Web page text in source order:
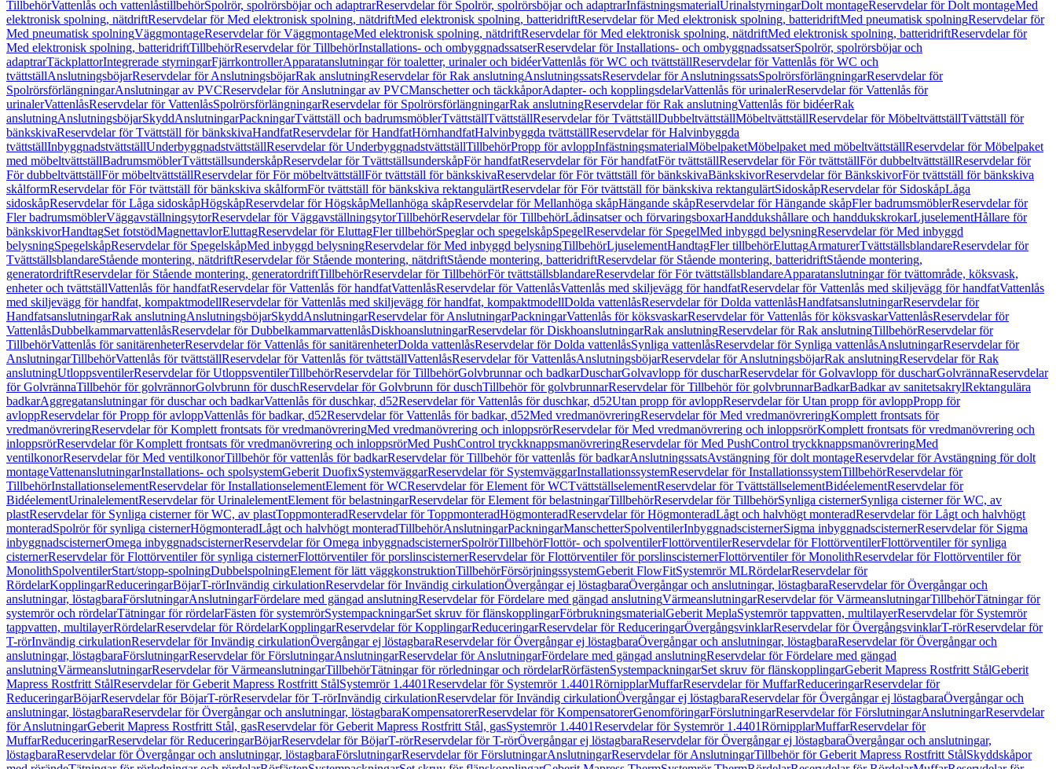
TillbehörVattenlås och vattenlåstillbehörSpolrör, spolrörsböjar och adaptrarReservdelar för Spolrör, spolrörsböjar och adaptrarInfästningsmaterialUrinalstyrningarDolt montageReservdelar för Dolt montageMed
elektronisk spolning, nätdriftReservdelar för Med elektronisk spolning, nätdriftMed elektronisk spolning, batteridriftReservdelar för Med elektronisk spolning, batteridriftMed pneumatisk spolningReservdelar för
Med pneumatisk spolningVäggmontageReservdelar för VäggmontageMed elektronisk spolning, nätdriftReservdelar för Med elektronisk spolning, nätdriftMed elektronisk spolning, batteridriftReservdelar för
Med elektronisk spolning, batteridriftTillbehörReservdelar för TillbehörInstallations- och ombyggnadssatserReservdelar för Installations- och ombyggnadssatserSpolrör, spolrörsböjar och
adaptrarTäckplattorIntegrerade styrningarFjärrkontrollerApparatanslutningar för toaletter, urinaler och bidéerVattenlås för WC och tvättställReservdelar för Vattenlås för WC och
tvättställAnslutningsböjarReservdelar för AnslutningsböjarRak anslutningReservdelar för Rak anslutningAnslutningssatsReservdelar för AnslutningssatsSpolrörsförlängningarReservdelar för
SpolrörsförlängningarAnslutningar av PVCReservdelar för Anslutningar av PVCManschetter och täckkåporAdapter- och kopplingsdelarVattenlås för urinalerReservdelar för Vattenlås för
urinalerVattenlåsReservdelar för VattenlåsSpolrörsförlängningarReservdelar för SpolrörsförlängningarRak anslutningReservdelar för Rak anslutningVattenlås för bidéerRak
anslutningAnslutningsböjarSkyddAnslutningarPackningarTvättställ och badrumsmöblerTvättställTvättställReservdelar för TvättställDubbeltvättställMöbeltvättställReservdelar för MöbeltvättställTvättställ för
bänkskivaReservdelar för Tvättställ för bänkskivaHandfatReservdelar för HandfatHörnhandfatHalvinbyggda tvättställReservdelar för Halvinbyggda
tvättställInbyggnadstvättställUnderbyggnadstvättställReservdelar för UnderbyggnadstvättställTillbehörPropp för avloppInfästningsmaterialMöbelpaketMöbelpaket med möbeltvättställReservdelar för Möbelpaket
med möbeltvättställBadrumsmöblerTvättställsunderskåpReservdelar för TvättställsunderskåpFör handfatReservdelar för För handfatFör tvättställReservdelar för För tvättställFör dubbeltvättställReservdelar för
För dubbeltvättställFör möbeltvättställReservdelar för För möbeltvättställFör tvättställ för bänkskivaReservdelar för För tvättställ för bänkskivaBänkskivorReservdelar för BänkskivorFör tvättställ för bänkskiva
skålformReservdelar för För tvättställ för bänkskiva skålformFör tvättställ för bänkskiva rektangulärtReservdelar för För tvättställ för bänkskiva rektangulärtSidoskåpReservdelar för SidoskåpLåga
sidoskåpReservdelar för Låga sidoskåpHögskåpReservdelar för HögskåpMellanhöga skåpReservdelar för Mellanhöga skåpHängande skåpReservdelar för Hängande skåpFler badrumsmöblerReservdelar för
Fler badrumsmöblerVäggavställningsytorReservdelar för VäggavställningsytorTillbehörReservdelar för TillbehörLådinsatser och förvaringsboxarHanddukshållare och handdukskrokarLjuselementHållare för
bänkskivorHandtagSet fotstödMagnettavlorEluttagReservdelar för EluttagFler tillbehörSpeglar och spegelskåpSpegelReservdelar för SpegelMed inbyggd belysningReservdelar för Med inbyggd
belysningSpegelskåpReservdelar för SpegelskåpMed inbyggd belysningReservdelar för Med inbyggd belysningTillbehörLjuselementHandtagFler tillbehörEluttagArmaturerTvättställsblandareReservdelar för
TvättställsblandareStående montering, nätdriftReservdelar för Stående montering, nätdriftStående montering, batteridriftReservdelar för Stående montering, batteridriftStående montering,
generatordriftReservdelar för Stående montering, generatordriftTillbehörReservdelar för TillbehörFör tvättställsblandareReservdelar för För tvättställsblandareApparatanslutningar för tvättområde, köksvask,
enheter och tvättställVattenlås för handfatReservdelar för Vattenlås för handfatVattenlåsReservdelar för VattenlåsVattenlås med skiljevägg för handfatReservdelar för Vattenlås med skiljevägg för handfatVattenlås
med skiljevägg för handfat, kompaktmodellReservdelar för Vattenlås med skiljevägg för handfat, kompaktmodellDolda vattenlåsReservdelar för Dolda vattenlåsHandfatsanslutningarReservdelar för
HandfatsanslutningarRak anslutningAnslutningsböjarSkyddAnslutningarReservdelar för AnslutningarPackningarVattenlås för köksvaskarReservdelar för Vattenlås för köksvaskarVattenlåsReservdelar för
VattenlåsDubbelkammarvattenlåsReservdelar för DubbelkammarvattenlåsDiskhoanslutningarReservdelar för DiskhoanslutningarRak anslutningReservdelar för Rak anslutningTillbehörReservdelar för
TillbehörVattenlås för sanitärenheterReservdelar för Vattenlås för sanitärenheterDolda vattenlåsReservdelar för Dolda vattenlåsSynliga vattenlåsReservdelar för Synliga vattenlåsAnslutningarReservdelar för
AnslutningarTillbehörVattenlås för tvättställReservdelar för Vattenlås för tvättställVattenlåsReservdelar för VattenlåsAnslutningsböjarReservdelar för AnslutningsböjarRak anslutningReservdelar för Rak
anslutningUtloppsventilerReservdelar för UtloppsventilerTillbehörReservdelar för TillbehörGolvbrunnar och badkarDuscharGolvavlopp för duscharReservdelar för Golvavlopp för duscharGolvrännaReservdelar
för GolvrännaTillbehör för golvrännorGolvbrunn för duschReservdelar för Golvbrunn för duschTillbehör för golvbrunnarReservdelar för Tillbehör för golvbrunnarBadkarBadkar av sanitetsakrylRektangulära
badkarAggregatanslutningar för duschar och badkarVattenlås för duschkar, d52Reservdelar för Vattenlås för duschkar, d52Utan propp för avloppReservdelar för Utan propp för avloppPropp för
avloppReservdelar för Propp för avloppVattenlås för badkar, d52Reservdelar för Vattenlås för badkar, d52Med vredmanövreringReservdelar för Med vredmanövreringKomplett frontsats för
vredmanövreringReservdelar för Komplett frontsats för vredmanövreringMed vredmanövrering och inloppsrörReservdelar för Med vredmanövrering och inloppsrörKomplett frontsats för vredmanövrering och
inloppsrörReservdelar för Komplett frontsats för vredmanövrering och inloppsrörMed PushControl tryckknappsmanövreringReservdelar för Med PushControl tryckknappsmanövreringMed
ventilkonorReservdelar för Med ventilkonorTillbehör för vattenlås för badkarReservdelar för Tillbehör för vattenlås för badkarAnslutningssatsAvstängning för dolt montageReservdelar för Avstängning för dolt
montageVattenanslutningarInstallations- och spolsystemGeberit DuofixSystemväggarReservdelar för SystemväggarInstallationssystemReservdelar för InstallationssystemTillbehörReservdelar för
TillbehörInstallationselementReservdelar för InstallationselementElement för WCReservdelar för Element för WCTvättställselementReservdelar för TvättställselementBidéelementReservdelar för
BidéelementUrinalelementReservdelar för UrinalelementElement för belastningarReservdelar för Element för belastningarTillbehörReservdelar för TillbehörSynliga cisternerSynliga cisterner för WC, av
plastReservdelar för Synliga cisterner för WC, av plastToppmonteradReservdelar för ToppmonteradHögmonteradReservdelar för HögmonteradLågt och halvhögt monteradReservdelar för Lågt och halvhögt
monteradSpolrör för synliga cisternerHögmonteradLågt och halvhögt monteradTillbehörAnslutningarPackningarManschetterSpolventilerInbyggnadscisternerSigma inbyggnadscisternerReservdelar för Sigma
inbyggnadscisternerOmega inbyggnadscisternerReservdelar för Omega inbyggnadscisternerSpolrörTillbehörFlottör- och spolventilerFlottörventilerReservdelar för FlottörventilerFlottörventiler för synliga
cisternerReservdelar för Flottörventiler för synliga cisternerFlottörventiler för porslinscisternerReservdelar för Flottörventiler för porslinscisternerFlottörventiler för MonolithReservdelar för Flottörventiler för
MonolithSpolventilerStart/stopp-spolningDubbelspolningElement för lätt väggkonstruktionTillbehörFörsörjningssystemGeberit FlowFitSystemrör MLRördelarReservdelar för
RördelarKopplingarReduceringarBöjarT-rörInvändig cirkulationReservdelar för Invändig cirkulationÖvergångar ej löstagbaraÖvergångar och anslutningar, löstagbaraReservdelar för Övergångar och
anslutningar, löstagbaraFörslutningarAnslutningarFördelare med gängad anslutningReservdelar för Fördelare med gängad anslutningVärmeanslutningarReservdelar för VärmeanslutningarTillbehörTätningar för
systemrör och rördelarTätningar för rördelarFästen för systemrörSystempackningarSet skruv för flänskopplingarFörbrukningsmaterialGeberit MeplaSystemrör tappvatten, multilayerReservdelar för Systemrör
tappvatten, multilayerRördelarReservdelar för RördelarKopplingarReservdelar för KopplingarReduceringarReservdelar för ReduceringarÖvergångsvinklarReservdelar för ÖvergångsvinklarT-rörReservdelar för
T-rörInvändig cirkulationReservdelar för Invändig cirkulationÖvergångar ej löstagbaraReservdelar för Övergångar ej löstagbaraÖvergångar och anslutningar, löstagbaraReservdelar för Övergångar och
anslutningar, löstagbaraFörslutningarReservdelar för FörslutningarAnslutningarReservdelar för AnslutningarFördelare med gängad anslutningReservdelar för Fördelare med gängad
anslutningVärmeanslutningarReservdelar för VärmeanslutningarTillbehörTätningar för rörledningar och rördelarRörfästenSystempackningarSet skruv för flänskopplingarGeberit Mapress Rostfritt StålGeberit
Mapress Rostfritt StålReservdelar för Geberit Mapress Rostfritt StålSystemrör 1.4401Reservdelar för Systemrör 1.4401RörnipplarMuffarReservdelar för MuffarReduceringarReservdelar för
ReduceringarBöjarReservdelar för BöjarT-rörReservdelar för T-rörInvändig cirkulationReservdelar för Invändig cirkulationÖvergångar ej löstagbaraReservdelar för Övergångar ej löstagbaraÖvergångar och
anslutningar, löstagbaraReservdelar för Övergångar och anslutningar, löstagbaraKompensatorerReservdelar för KompensatorerGenomföringarFörslutningarReservdelar för FörslutningarAnslutningarReservdelar
för AnslutningarGeberit Mapress Rostfritt Stål, gasReservdelar för Geberit Mapress Rostfritt Stål, gasSystemrör 1.4401Reservdelar för Systemrör 1.4401RörnipplarMuffarReservdelar för
MuffarReduceringarReservdelar för ReduceringarBöjarReservdelar för BöjarT-rörReservdelar för T-rörÖvergångar ej löstagbaraReservdelar för Övergångar ej löstagbaraÖvergångar och anslutningar,
löstagbaraReservdelar för Övergångar och anslutningar, löstagbaraFörslutningarReservdelar för FörslutningarAnslutningarReservdelar för AnslutningarTillbehör för Geberit Mapress Rostfritt StålSkyddskåpor